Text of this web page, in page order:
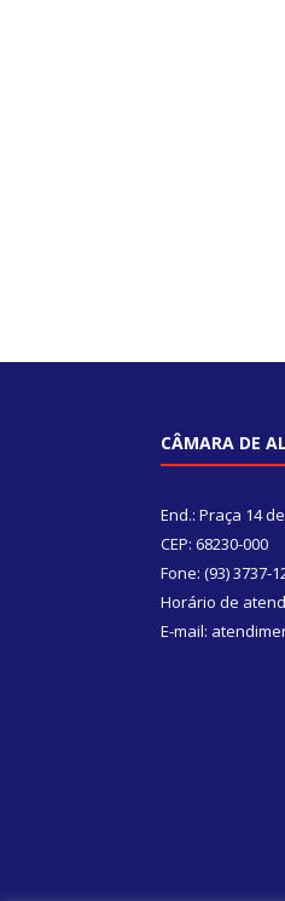
CÂMARA DE
End.: Praça 14
CEP: 68230-000
Fone: (93) 3737-
Horário de
E-mail: